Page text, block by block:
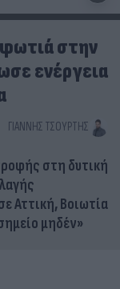
στην
ενέργεια
ΓΙΆΝΝΗΣ ΤΣΟΎΡΤΗΣ
στη δυτική
Αττική, Βοιωτία
μηδέν»